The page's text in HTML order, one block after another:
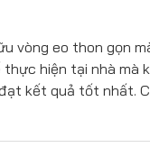
vòng eo thon gọn
hiện tại nhà mà
kết quả tốt nhất.